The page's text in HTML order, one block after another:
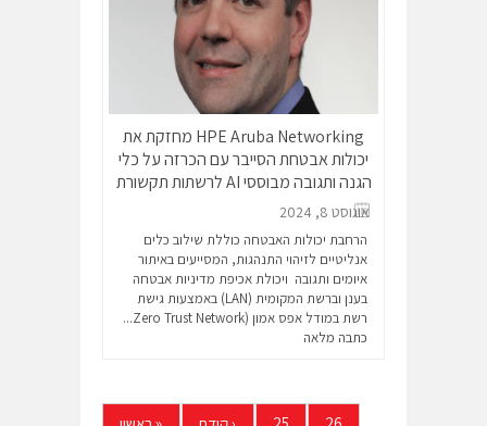
HPE Aruba Networking מחזקת את
יכולות אבטחת הסייבר עם הכרזה על כלי
הגנה ותגובה מבוססי AI לרשתות תקשורת
אוגוסט 8, 2024
הרחבת יכולות האבטחה כוללת שילוב כלים
אנליטיים לזיהוי התנהגות, המסייעים באיתור
איומים ותגובה ויכולת אכיפת מדיניות אבטחה
בענן וברשת המקומית (LAN) באמצעות גישת
רשת במודל אפס אמון (Zero Trust Network...
כתבה מלאה